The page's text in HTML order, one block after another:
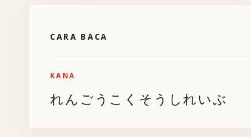
CARA BACA
KANA
れんごうこくそうしれいぶ